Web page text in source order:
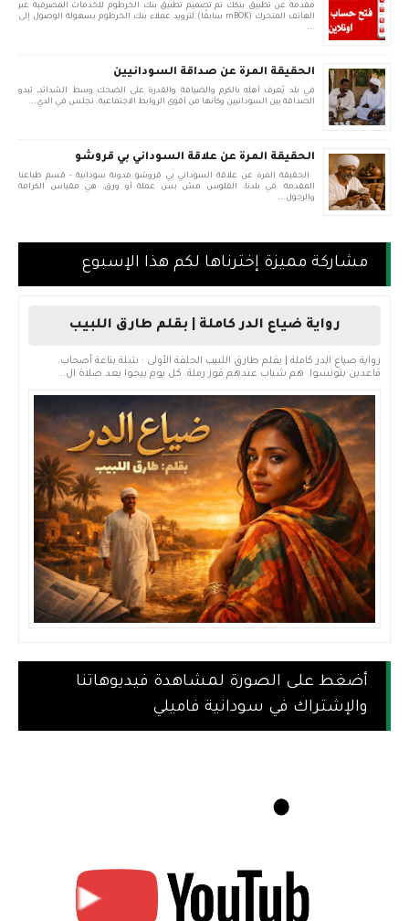
مقدمة عن تطبيق بنكك تم تصميم تطبيق بنك الخرطوم للخدمات المصرفية عبر
الهاتف المتحرك (mBOK سابقًا) لتزويد عملاء بنك الخرطوم بسهولة الوصول إلى
...
الحقيقة المرة عن صداقة السودانيين
في بلد يُعرف أهله بالكرم والضيافة والقدرة على الضحك وسط الشدائد، تبدو
الصداقة بين السودانيين وكأنها من أقوى الروابط الاجتماعية. نجلس في الدي...
الحقيقة المرة عن علاقة السوداني بي قروشو
الحقيقة المرة عن علاقة السوداني بي قروشو مدونة سودانية - قسم طباعنا
المقدمة: في بلدنا، الفلوس مش بس عملة أو ورق، هي مقياس الكرامة
والرجول...
مشاركة مميزة إخترناها لكم هذا الإسبوع
رواية ضياع الدر كاملة | بقلم طارق اللبيب
رواية ضياع الدر كاملة | بقلم طارق اللبيب الحلقة الأولى : شلة بتاعة أصحاب.
قاعدين بتونسوا. هم شباب عندهم قوز رملة. كل يوم بيجوا بعد صلاة ال...
أضغط على الصورة لمشاهدة فيديوهاتنا
والإشتراك في سودانية فاميلي